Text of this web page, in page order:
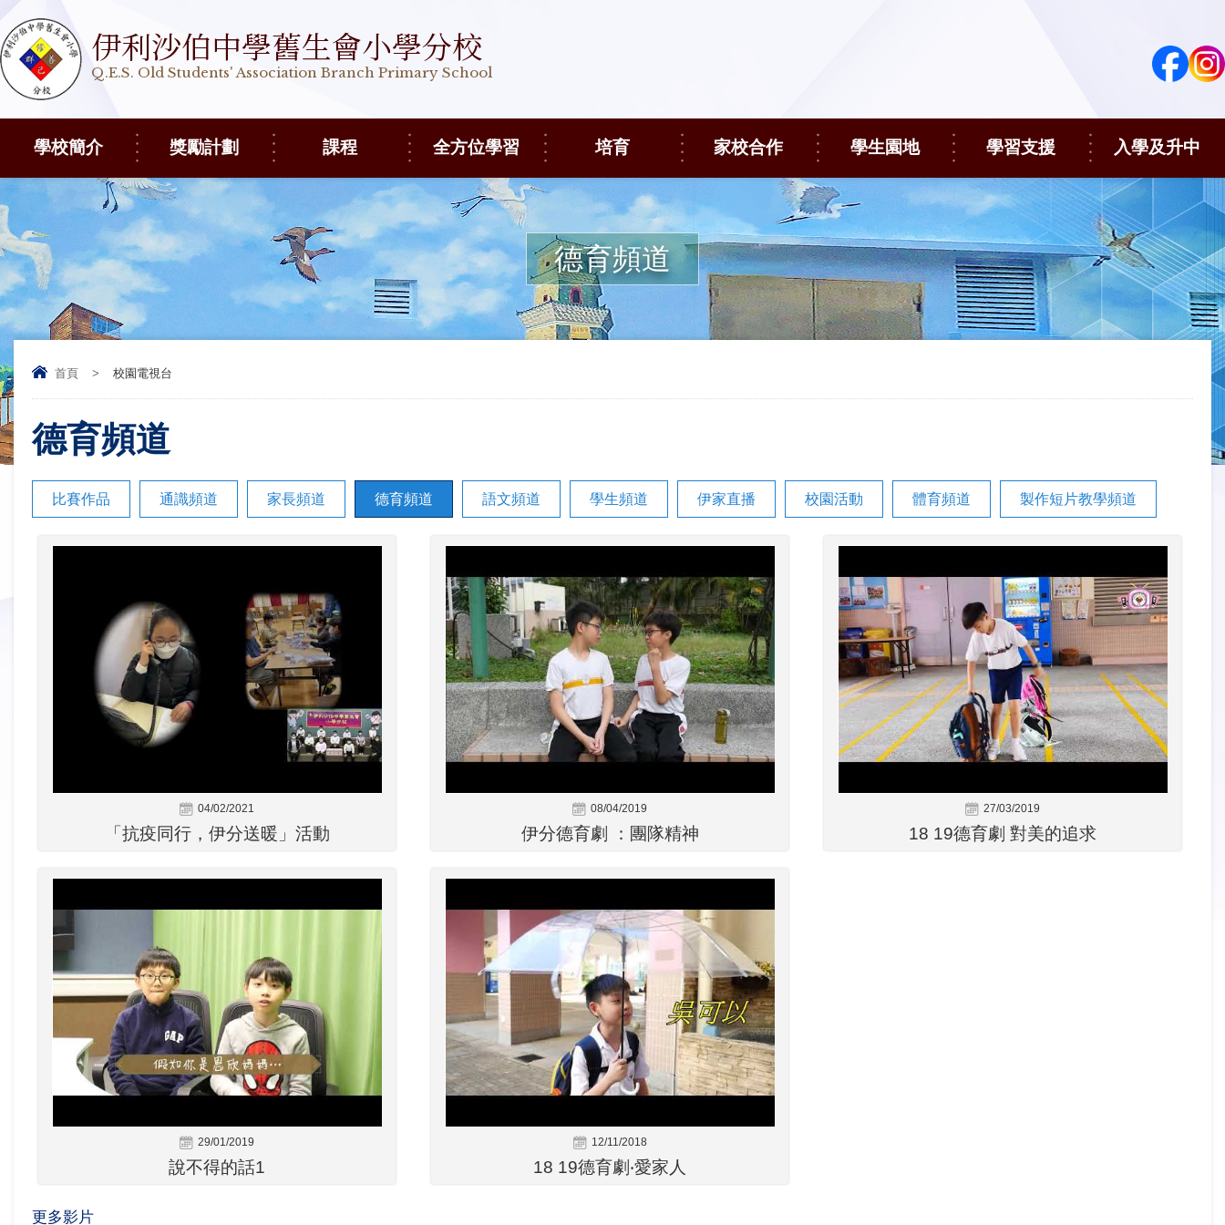
伊利沙伯中學舊生會小學分校
Q.E.S. Old Students' Association Branch Primary School
學校簡介 獎勵計劃 課程 全方位學習 培育 家校合作 學生園地 學習支援 入學及升中
德育頻道
首頁 > 校園電視台
德育頻道
比賽作品 通識頻道 家長頻道 德育頻道 語文頻道 學生頻道 伊家直播 校園活動 體育頻道 製作短片教學頻道
04/02/2021
「抗疫同行，伊分送暖」活動
08/04/2019
伊分德育劇 ：團隊精神
27/03/2019
18 19德育劇 對美的追求
29/01/2019
說不得的話1
12/11/2018
18 19德育劇‧愛家人
更多影片